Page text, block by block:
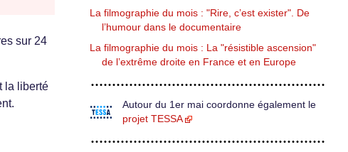
sur 24
la liberté
La filmographie du mois : "Rire, c’est exister". De
l’humour dans le documentaire
La filmographie du mois : La "résistible ascension"
de l’extrême droite en France et en Europe
Autour du 1er mai coordonne également le
projet TESSA